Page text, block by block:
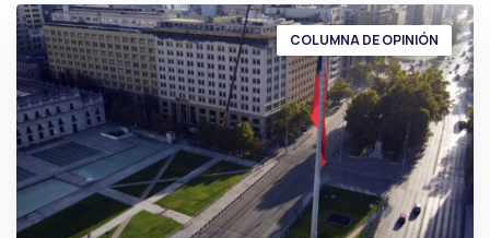
COLUMNA DE OPINIÓN